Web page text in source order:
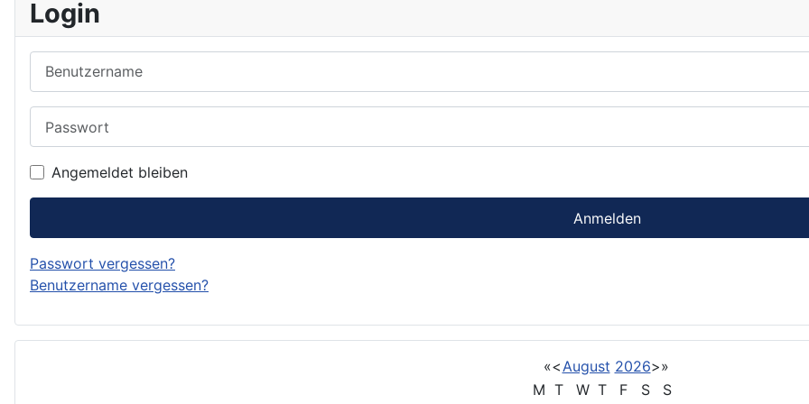
Login
Angemeldet bleiben
Anmelden
Passwort vergessen?
Benutzername vergessen?
«<August 2026>»
M T W T F S S